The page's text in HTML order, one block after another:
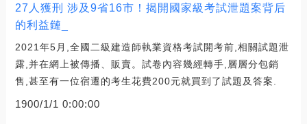
27人獲刑 涉及9省16市！揭開國家級考試泄題案背后
的利益鏈_
2021年5月,全國二級建造師執業資格考試開考前,相關試題泄
露,并在網上被傳播、販賣。試卷內容幾經轉手,層層分包銷
售,甚至有一位宿遷的考生花費200元就買到了試題及答案.
1900/1/1 0:00:00